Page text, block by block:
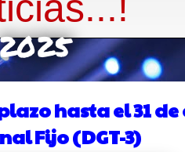
hasta el 31
Fijo (DGT-3)